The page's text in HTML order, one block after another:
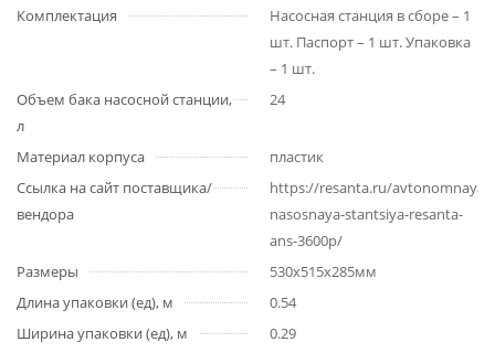
Комплектация
Насосная станция в сборе – 1
шт. Паспорт – 1 шт. Упаковка
– 1 шт.
Объем бака насосной станции,
л
24
Материал корпуса
пластик
Ссылка на сайт поставщика/
вендора
https://resanta.ru/avtonomnaya-
nasosnaya-stantsiya-resanta-
ans-3600p/
Размеры
530x515x285мм
Длина упаковки (ед), м
0.54
Ширина упаковки (ед), м
0.29